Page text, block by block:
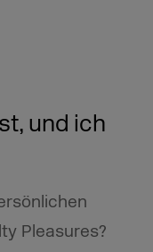
und ich
Pleasures?